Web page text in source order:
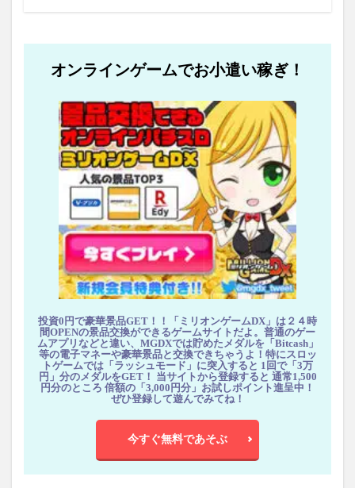
オンラインゲームでお小遣い稼ぎ！
投資0円で豪華景品GET！！「ミリオンゲームDX」は２４時
間OPENの景品交換ができるゲームサイトだよ。普通のゲー
ムアプリなどと違い、MGDXでは貯めたメダルを「Bitcash」
等の電子マネーや豪華景品と交換できちゃうよ！特にスロッ
トゲームでは「ラッシュモード」に突入すると 1回で「3万
円」分のメダルをGET！ 当サイトから登録すると 通常1,500
円分のところ 倍額の「3,000円分」お試しポイント進呈中！
ぜひ登録して遊んでみてね！
今すぐ無料であそぶ